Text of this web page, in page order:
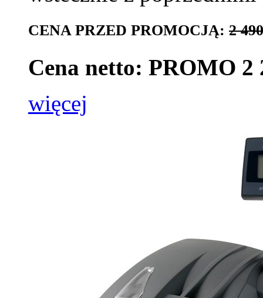
CENA PRZED PROMOCJĄ: 2
Cena netto: PROMO 2
więcej